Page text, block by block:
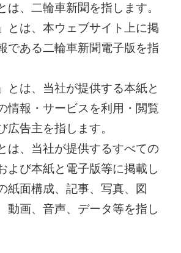
は、二輪車新聞を指します。
とは、本ウェブサイト上に掲
である二輪車新聞電子版を指
とは、当社が提供する本紙と
情報・サービスを利用・閲覧
広告主を指します。
は、当社が提供するすべての
よび本紙と電子版等に掲載し
紙面構成、記事、写真、図
動画、音声、データ等を指し